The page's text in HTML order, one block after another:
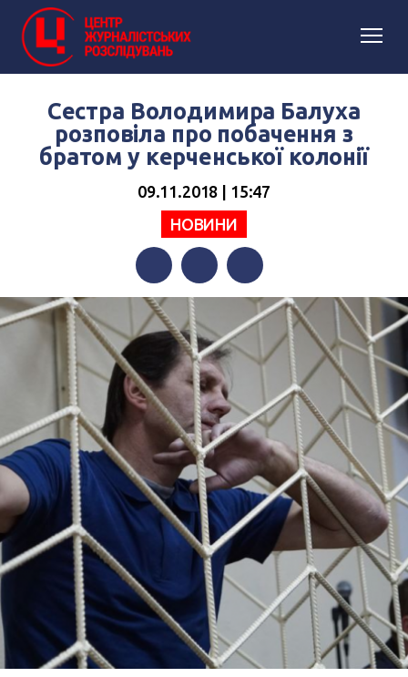
Сестра Володимира Балуха
розповіла про побачення з
братом у керченської колонії
09.11.2018 | 15:47
НОВИНИ
FacebookTwitterTelegram